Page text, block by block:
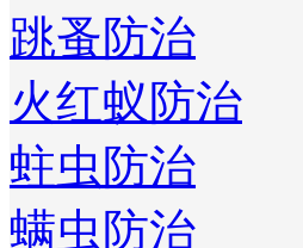
跳蚤防治
火红蚁防治
蛀虫防治
螨虫防治